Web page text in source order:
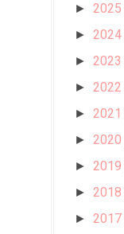
► 2025
► 2024
► 2023
► 2022
► 2021
► 2020
► 2019
► 2018
► 2017